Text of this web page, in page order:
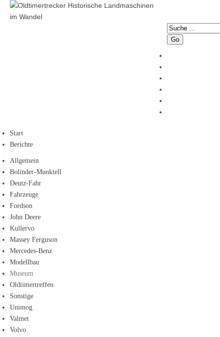
Go
Start
Berichte
Allgemein
Bolinder-Munktell
Deutz-Fahr
Fahrzeuge
Fordson
John Deere
Kullervo
Massey Ferguson
Mercedes-Benz
Modellbau
Museum
Oldtimertreffen
Sonstige
Unimog
Valmet
Volvo